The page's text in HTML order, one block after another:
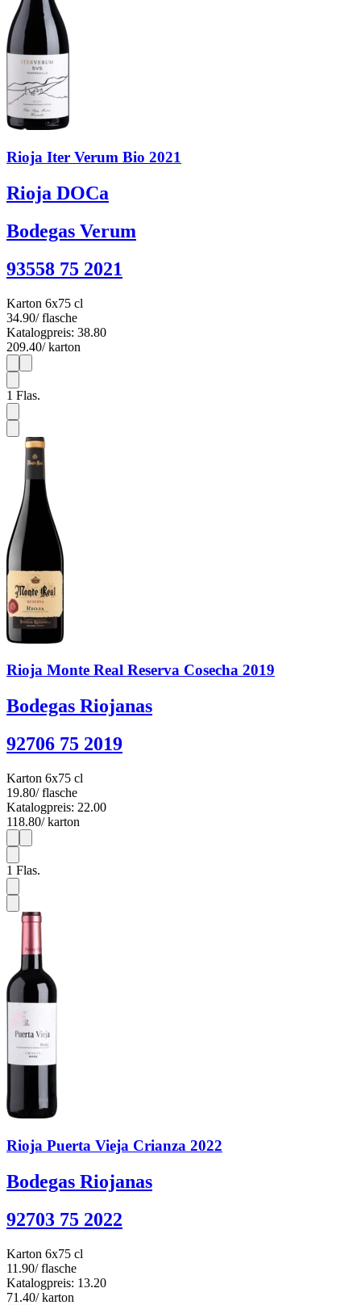
Rioja Iter Verum Bio 2021
Rioja DOCa
Bodegas Verum
93558 75 2021
Karton 6x75 cl
34.90/ flasche
Katalogpreis: 38.80
209.40/ karton
1
1 Flas.
Rioja Monte Real Reserva Cosecha 2019
Bodegas Riojanas
92706 75 2019
Karton 6x75 cl
19.80/ flasche
Katalogpreis: 22.00
118.80/ karton
1
1 Flas.
Rioja Puerta Vieja Crianza 2022
Bodegas Riojanas
92703 75 2022
Karton 6x75 cl
11.90/ flasche
Katalogpreis: 13.20
71.40/ karton